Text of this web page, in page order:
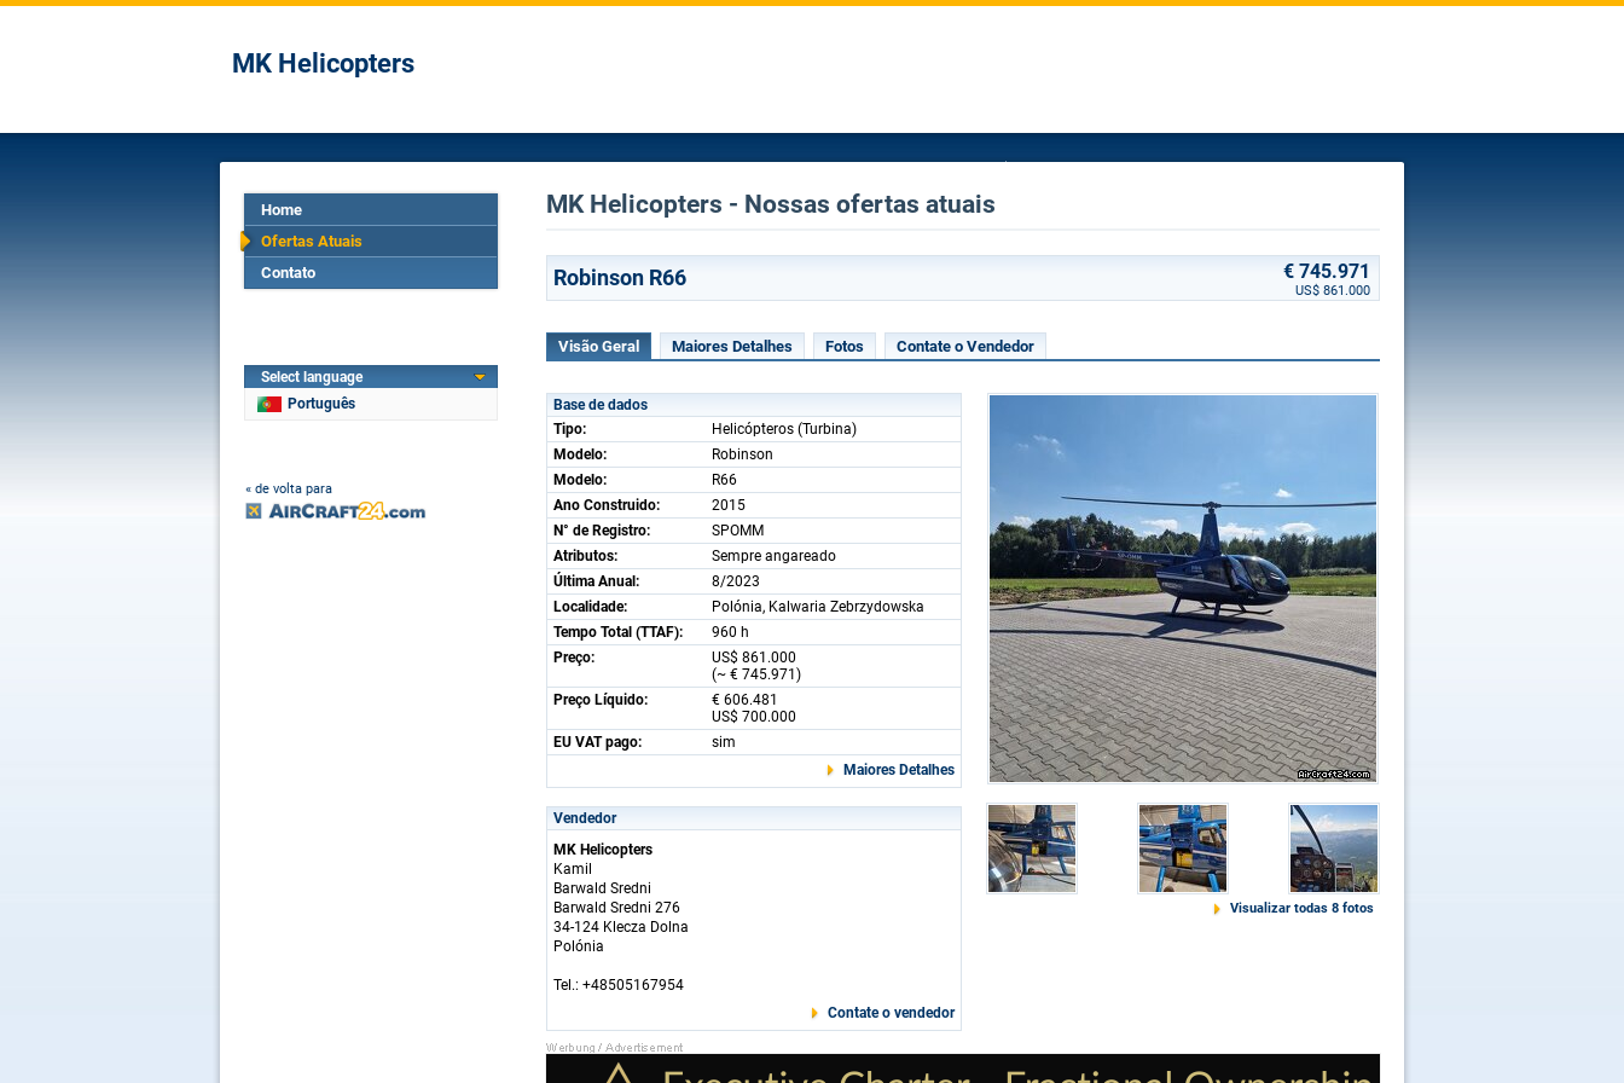
MK Helicopters
Home
Ofertas Atuais
Contato
Select language
Português
« de volta para
MK Helicopters - Nossas ofertas atuais
Robinson R66 € 745.971
US$ 861.000
Visão Geral Maiores Detalhes Fotos Contate o Vendedor
Base de dados
Tipo:
Helicópteros (Turbina)
Modelo:
Robinson
Modelo:
R66
Ano Construido:
2015
N° de Registro:
SPOMM
Atributos:
Sempre angareado
Última Anual:
8/2023
Localidade:
Polónia, Kalwaria Zebrzydowska
Tempo Total (TTAF):
960 h
Preço:
US$ 861.000
(~ € 745.971)
Preço Líquido:
€ 606.481
US$ 700.000
EU VAT pago:
sim
Maiores Detalhes
Vendedor
MK Helicopters
Kamil
Barwald Sredni
Barwald Sredni 276
34-124 Klecza Dolna
Polónia
Tel.: +48505167954
Contate o vendedor
Visualizar todas 8 fotos